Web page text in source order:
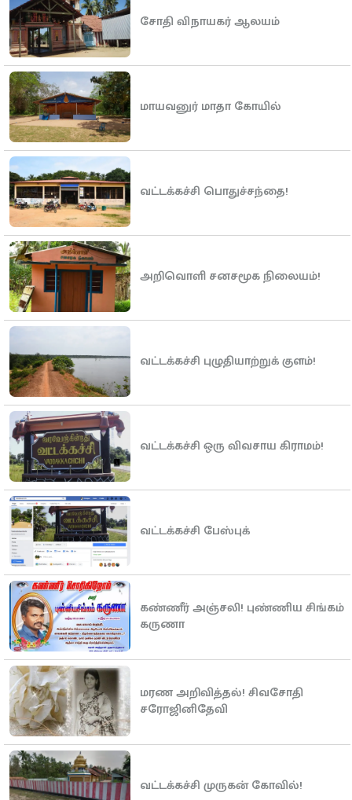
சோதி விநாயகர் ஆலயம்
மாயவனுர் மாதா கோயில்
வட்டக்கச்சி பொதுச்சந்தை!
அறிவொளி சனசமூக நிலையம்!
வட்டக்கச்சி புழுதியாற்றுக் குளம்!
வட்டக்கச்சி ஒரு விவசாய கிராமம்!
வட்டக்கச்சி பேஸ்புக்
கண்ணீர் அஞ்சலி! புண்ணிய சிங்கம்
கருணா
மரண அறிவித்தல்! சிவசோதி
சரோஜினிதேவி
வட்டக்கச்சி முருகன் கோவில்!